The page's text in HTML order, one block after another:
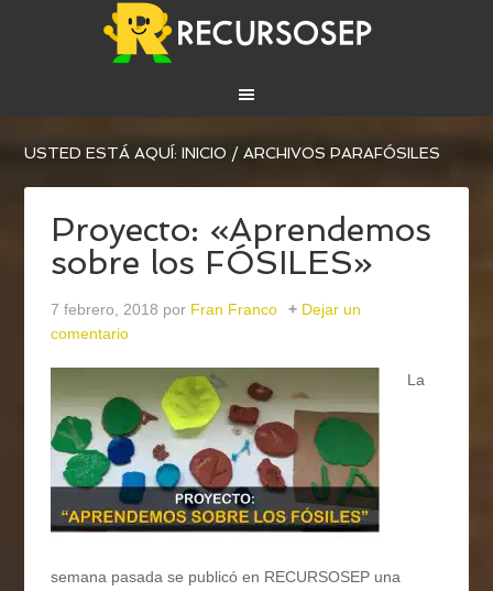
USTED ESTÁ AQUÍ:INICIO / ARCHIVOS PARAFÓSILES
Proyecto: «Aprendemos
sobre los FÓSILES»
7 febrero, 2018 por Fran Franco
Dejar un
comentario
La
semana pasada se publicó en RECURSOSEP una